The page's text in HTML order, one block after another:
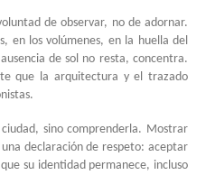
de observar, no de adornar.
en los volúmenes, en la huella del
de sol no resta, concentra.
que la arquitectura y el trazado
sino comprenderla. Mostrar
declaración de respeto: aceptar
su identidad permanece, incluso